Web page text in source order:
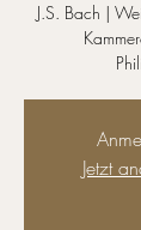
J.S. Bach |
Jetzt